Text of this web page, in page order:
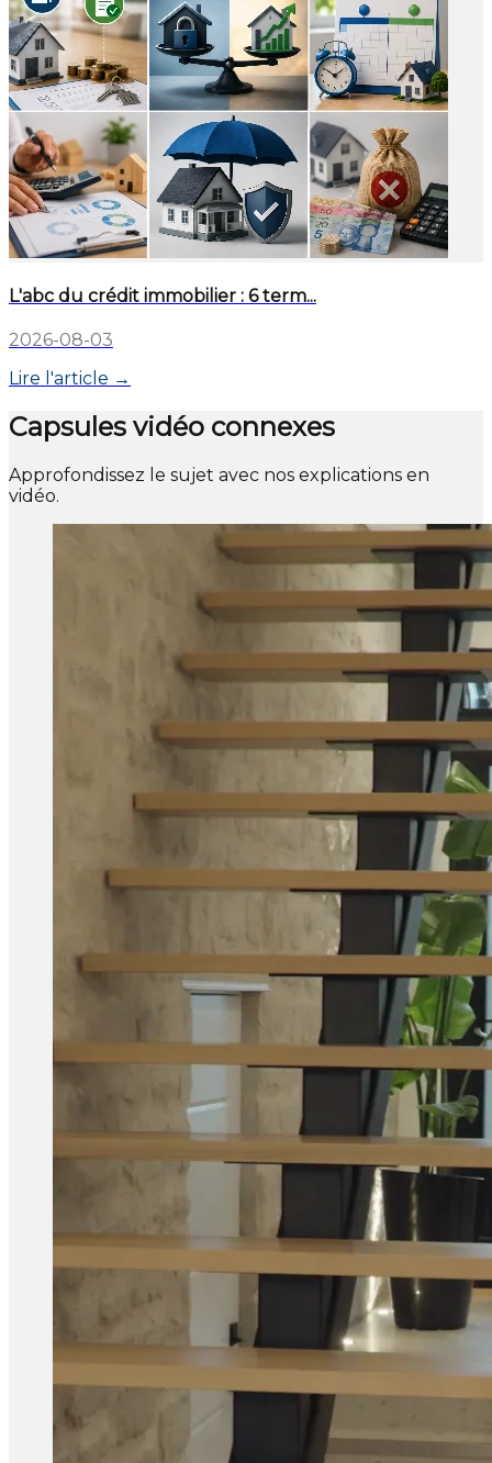
L'abc du crédit immobilier : 6 term...
2026-08-03
Lire l'article →
Capsules vidéo connexes
Approfondissez le sujet avec nos explications en
vidéo.